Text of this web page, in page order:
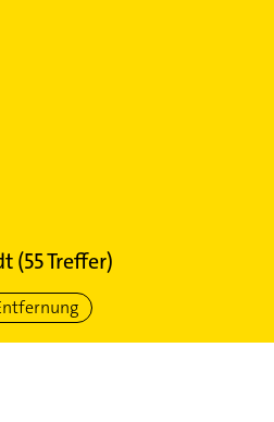
(55Treffer)